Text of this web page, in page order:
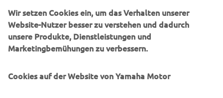
Wir setzen Cookies ein, um das Verhalten unserer
Website-Nutzer besser zu verstehen und dadurch
unsere Produkte, Dienstleistungen und
Marketingbemühungen zu verbessern.
Cookies auf der Website von Yamaha Motor